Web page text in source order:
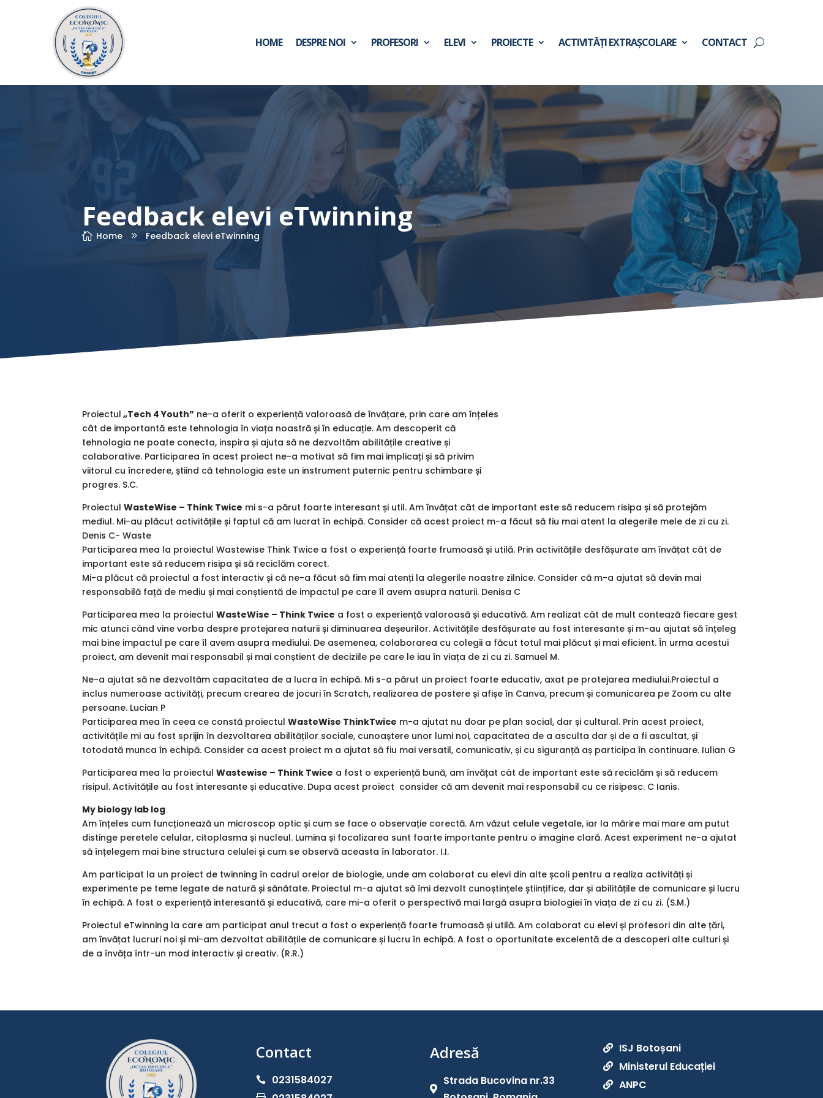
HOME DESPRE NOI PROFESORI ELEVI PROIECTE ACTIVITĂȚI EXTRAȘCOLARE CONTACT
Feedback elevi eTwinning
 Home 9 Feedback elevi eTwinning
Proiectul „Tech 4 Youth” ne-a oferit o experiență valoroasă de învățare, prin care am înțeles
cât de importantă este tehnologia în viața noastră și în educație. Am descoperit că
tehnologia ne poate conecta, inspira și ajuta să ne dezvoltăm abilitățile creative și
colaborative. Participarea în acest proiect ne-a motivat să fim mai implicați și să privim
viitorul cu încredere, știind că tehnologia este un instrument puternic pentru schimbare și
progres. S.C.
ProiectulWasteWise – Think Twice mi s-a părut foarte interesant și util. Am învățat cât de important este să reducem risipa și să protejăm
mediul. Mi-au plăcut activitățile și faptul că am lucrat în echipă. Consider că acest proiect m-a făcut să fiu mai atent la alegerile mele de zi cu zi.
Denis C- Waste
Participarea mea la proiectul Wastewise Think Twice a fost o experiență foarte frumoasă și utilă. Prin activitățile desfășurate am învățat cât de
important este să reducem risipa și să reciclăm corect.
Mi-a plăcut că proiectul a fost interactiv și că ne-a făcut să fim mai atenți la alegerile noastre zilnice. Consider că m-a ajutat să devin mai
responsabilă față de mediu și mai conștientă de impactul pe care îl avem asupra naturii. Denisa C
Participarea mea la proiectulWasteWise – Think Twice a fost o experiență valoroasă și educativă. Am realizat cât de mult contează fiecare gest
mic atunci când vine vorba despre protejarea naturii și diminuarea deșeurilor. Activitățile desfășurate au fost interesante și m-au ajutat să înțeleg
mai bine impactul pe care îl avem asupra mediului. De asemenea, colaborarea cu colegii a făcut totul mai plăcut și mai eficient. În urma acestui
proiect, am devenit mai responsabil și mai conștient de deciziile pe care le iau în viața de zi cu zi. Samuel M.
Ne-a ajutat să ne dezvoltăm capacitatea de a lucra în echipă. Mi s-a părut un proiect foarte educativ, axat pe protejarea mediului.Proiectul a
inclus numeroase activități, precum crearea de jocuri în Scratch, realizarea de postere și afișe în Canva, precum și comunicarea pe Zoom cu alte
persoane. Lucian P
Participarea mea în ceea ce constă proiectulWasteWise ThinkTwice m-a ajutat nu doar pe plan social, dar și cultural. Prin acest proiect,
activitățile mi au fost sprijin în dezvoltarea abilităților sociale, cunoaștere unor lumi noi, capacitatea de a asculta dar și de a fi ascultat, și
totodată munca în echipă. Consider ca acest proiect m a ajutat să fiu mai versatil, comunicativ, și cu siguranță aș participa în continuare. Iulian G
Participarea mea la proiectulWastewise – Think Twice a fost o experiență bună, am învățat cât de important este să reciclăm și să reducem
risipul. Activitățile au fost interesante și educative. Dupa acest proiect consider că am devenit mai responsabil cu ce risipesc. C Ianis.
My biology lab log
Am înțeles cum funcționează un microscop optic și cum se face o observație corectă. Am văzut celule vegetale, iar la mărire mai mare am putut
distinge peretele celular, citoplasma și nucleul. Lumina și focalizarea sunt foarte importante pentru o imagine clară. Acest experiment ne-a ajutat
să înțelegem mai bine structura celulei și cum se observă aceasta în laborator. I.I.
Am participat la un proiect de twinning în cadrul orelor de biologie, unde am colaborat cu elevi din alte școli pentru a realiza activități și
experimente pe teme legate de natură și sănătate. Proiectul m-a ajutat să îmi dezvolt cunoștințele științifice, dar și abilitățile de comunicare și lucru
în echipă. A fost o experiență interesantă și educativă, care mi-a oferit o perspectivă mai largă asupra biologiei în viața de zi cu zi. (S.M.)
Proiectul eTwinning la care am participat anul trecut a fost o experiență foarte frumoasă și utilă. Am colaborat cu elevi și profesori din alte țări,
am învățat lucruri noi și mi-am dezvoltat abilitățile de comunicare și lucru în echipă. A fost o oportunitate excelentă de a descoperi alte culturi și
de a învăța într-un mod interactiv și creativ. (R.R.)
Contact
 0231584027
Adresă

Strada Bucovina nr.33
 ISJ Botoșani
 Ministerul Educației

ANPC